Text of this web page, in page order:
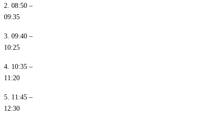
2. 08:50 –
09:35
3. 09:40 –
10:25
4. 10:35 –
11:20
5. 11:45 –
12:30